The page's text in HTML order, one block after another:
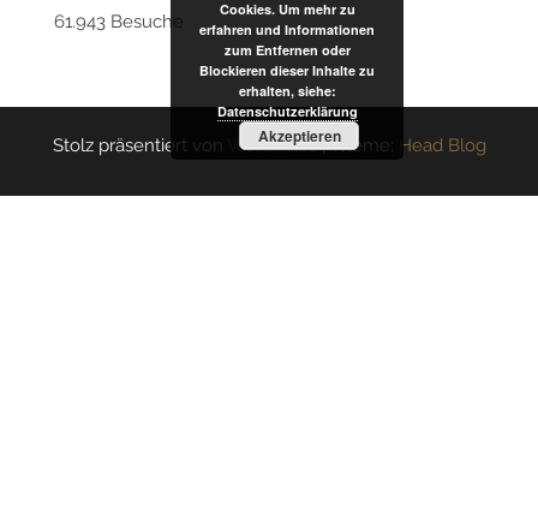
61.943 Besuche
Stolz präsentiert von WordPress |Theme: Head Blog
Cookies. Um mehr zu
erfahren und Informationen
zum Entfernen oder
Blockieren dieser Inhalte zu
erhalten, siehe:
Datenschutzerklärung
Akzeptieren